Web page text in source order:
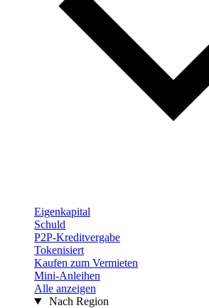
Eigenkapital
Schuld
P2P-Kreditvergabe
Tokenisiert
Kaufen zum Vermieten
Mini-Anleihen
Alle anzeigen
Nach Region